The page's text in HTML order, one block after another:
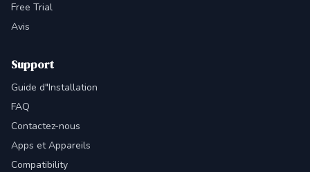
Free Trial
Avis
Support
Guide d"Installation
FAQ
Contactez-nous
Apps et Appareils
Compatibility